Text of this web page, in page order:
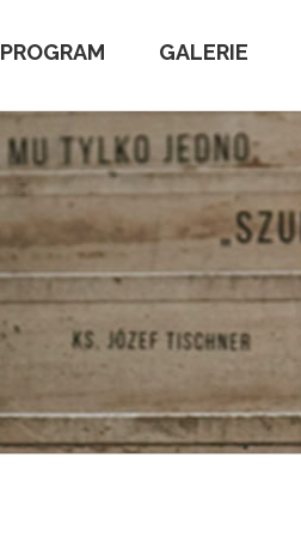
PROGRAM GALERIE